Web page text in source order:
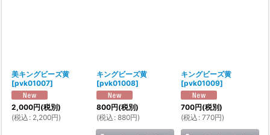
美キングビーズ黄
[pvk01007]
2,000円(税別)
(税込 : 2,200円)
キングビーズ黄
[pvk01008]
800円(税別)
(税込 : 880円)
キングビーズ黄
[pvk01009]
700円(税別)
(税込 : 770円)